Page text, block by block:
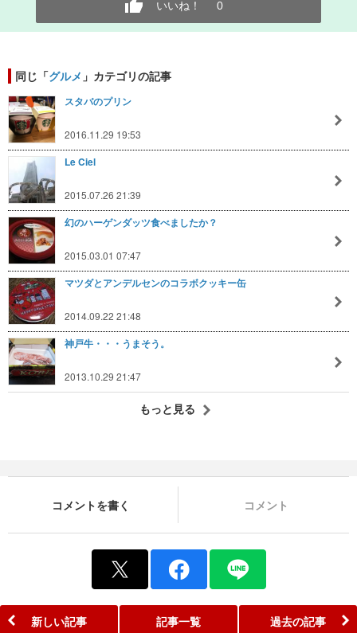
いいね！ 0
同じ「グルメ 」カテゴリの記事
スタバのプリン
2016.11.29 19:53
Le Ciel
2015.07.26 21:39
幻のハーゲンダッツ食べましたか？
2015.03.01 07:47
マツダとアンデルセンのコラボクッキー缶
2014.09.22 21:48
神戸牛・・・うまそう。
2013.10.29 21:47
もっと見る
コメントを書く コメント
新しい記事 記事一覧 過去の記事